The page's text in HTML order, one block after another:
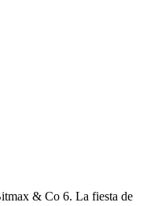
& Co 6. La fiesta de